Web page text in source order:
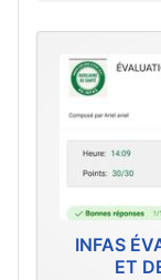
INFAS
ET